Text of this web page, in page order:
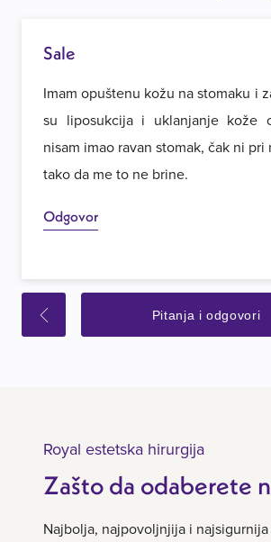
Sale
Imam opuštenu kožu na stomaku i
su liposukcija i uklanjanje kože
nisam imao ravan stomak, čak ni
tako da me to ne brine.
Odgovor
Pitanja i odgovori
Royal estetska hirurgija
Zašto da odaberete
Najbolja, najpovoljnjija i